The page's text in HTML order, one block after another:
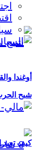
شبح الحرب
أوغندا
كيف تعيد